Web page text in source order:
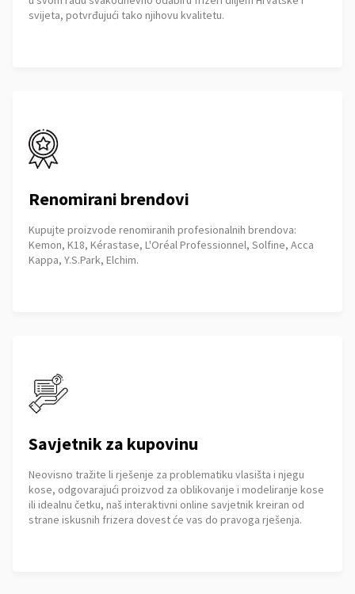
svijeta, potvrđujući tako njihovu kvalitetu.
Renomirani brendovi
Kupujte proizvode renomiranih profesionalnih brendova:
Kemon, K18, Kérastase, L'Oréal Professionnel, Solfine, Acca
Kappa, Y.S.Park, Elchim.
Savjetnik za kupovinu
Neovisno tražite li rješenje za problematiku vlasišta i njegu
kose, odgovarajući proizvod za oblikovanje i modeliranje kose
ili idealnu četku, naš interaktivni online savjetnik kreiran od
strane iskusnih frizera dovest će vas do pravoga rješenja.